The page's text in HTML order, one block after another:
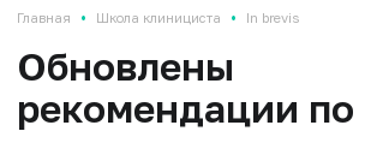
Главная • Школа клинициста • In brevis
Обновлены
рекомендации по